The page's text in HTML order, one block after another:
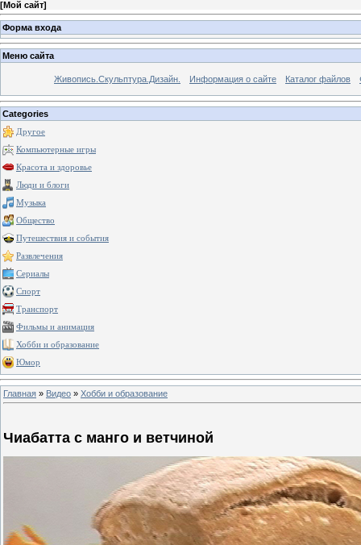
[Мой сайт]
Форма входа
Меню сайта
Живопись.Скульптура.Дизайн. Информация о сайте Каталог файлов
Categories
Другое
Компьютерные игры
Красота и здоровье
Люди и блоги
Музыка
Общество
Путешествия и события
Развлечения
Сериалы
Спорт
Транспорт
Фильмы и анимация
Хобби и образование
Юмор
Главная » Видео » Хобби и образование
Чиабатта с манго и ветчиной